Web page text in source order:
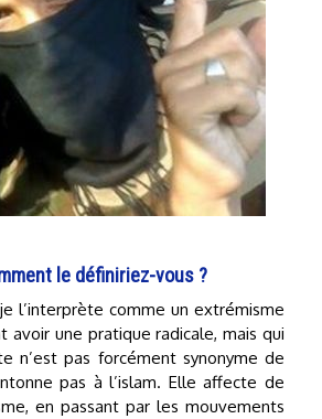
le définiriez-vous ?
l’interprète comme un extrémisme
une pratique radicale, mais qui
n’est pas forcément synonyme de
pas à l’islam. Elle affecte de
en passant par les mouvements